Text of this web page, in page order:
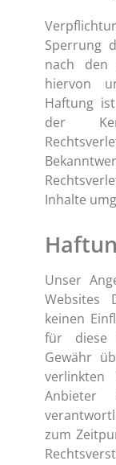
Sperrung
nach den
hiervon
Haftung
der
Inhalte
Unser
Websites
keinen
für diese
Gewähr
Anbieter
zum